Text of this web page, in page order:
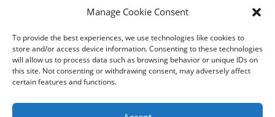
Manage Cookie Consent
To provide the best experiences, we use technologies like cookies to
store and/or access device information. Consenting to these technologies
will allow us to process data such as browsing behavior or unique IDs on
this site. Not consenting or withdrawing consent, may adversely affect
certain features and functions.
8.00€ /m
Lisa korvi
Pruunid sügislilled
8.00€ /m
8.00€ /m
Lisa korvi